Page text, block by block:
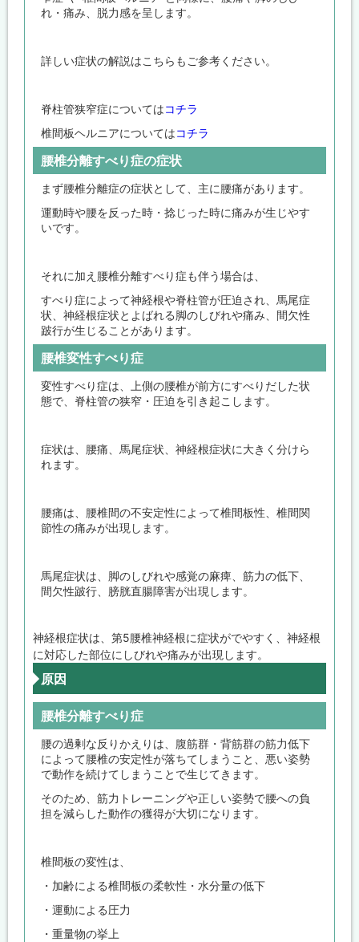
れ・痛み、脱力感を呈します。
詳しい症状の解説はこちらもご参考ください。
脊柱管狭窄症についてはコチラ
椎間板ヘルニアについてはコチラ
腰椎分離すべり症の症状
まず腰椎分離症の症状として、主に腰痛があります。
運動時や腰を反った時・捻じった時に痛みが生じやす
いです。
それに加え腰椎分離すべり症も伴う場合は、
すべり症によって神経根や脊柱管が圧迫され、馬尾症
状、神経根症状とよばれる脚のしびれや痛み、間欠性
跛行が生じることがあります。
腰椎変性すべり症
変性すべり症は、上側の腰椎が前方にすべりだした状
態で、脊柱管の狭窄・圧迫を引き起こします。
症状は、腰痛、馬尾症状、神経根症状に大きく分けら
れます。
腰痛は、腰椎間の不安定性によって椎間板性、椎間関
節性の痛みが出現します。
馬尾症状は、脚のしびれや感覚の麻痺、筋力の低下、
間欠性跛行、膀胱直腸障害が出現します。
神経根症状は、第5腰椎神経根に症状がでやすく、神経根
に対応した部位にしびれや痛みが出現します。
原因
腰椎分離すべり症
腰の過剰な反りかえりは、腹筋群・背筋群の筋力低下
によって腰椎の安定性が落ちてしまうこと、悪い姿勢
で動作を続けてしまうことで生じてきます。
そのため、筋力トレーニングや正しい姿勢で腰への負
担を減らした動作の獲得が大切になります。
椎間板の変性は、
・加齢による椎間板の柔軟性・水分量の低下
・運動による圧力
・重量物の挙上